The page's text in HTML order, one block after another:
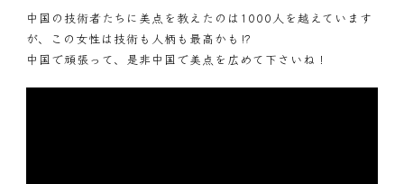
中国の技術者たちに美点を教えたのは1000人を越えています
が、この女性は技術も人柄も最高かも⁉
中国で頑張って、是非中国で美点を広めて下さいね！